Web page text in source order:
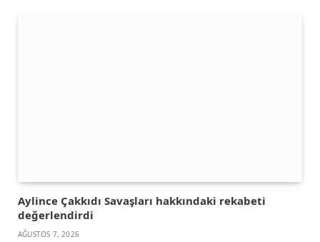
Aylince Çakkıdı Savaşları hakkındaki rekabeti
değerlendirdi
AĞUSTOS 7, 2026